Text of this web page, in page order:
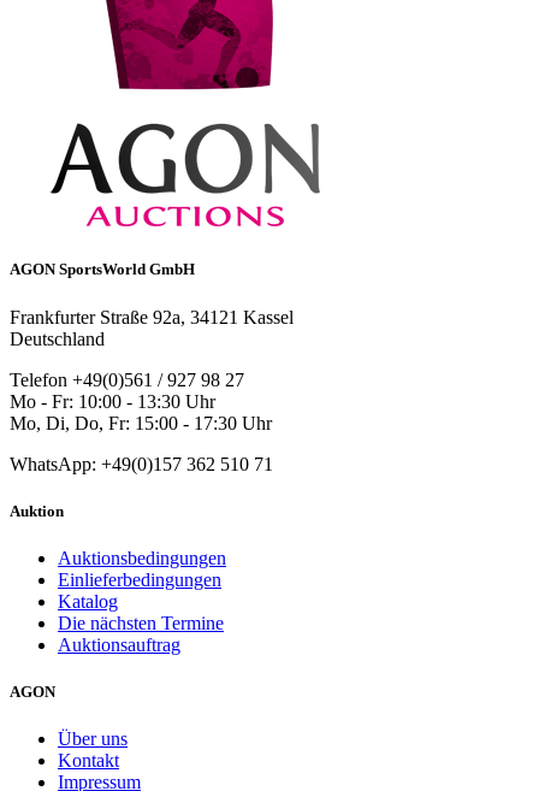
AGON SportsWorld GmbH
Frankfurter Straße 92a, 34121 Kassel
Deutschland
Telefon +49(0)561 / 927 98 27
Mo - Fr: 10:00 - 13:30 Uhr
Mo, Di, Do, Fr: 15:00 - 17:30 Uhr
WhatsApp: +49(0)157 362 510 71
Auktion
Auktionsbedingungen
Einlieferbedingungen
Katalog
Die nächsten Termine
Auktionsauftrag
AGON
Über uns
Kontakt
Impressum